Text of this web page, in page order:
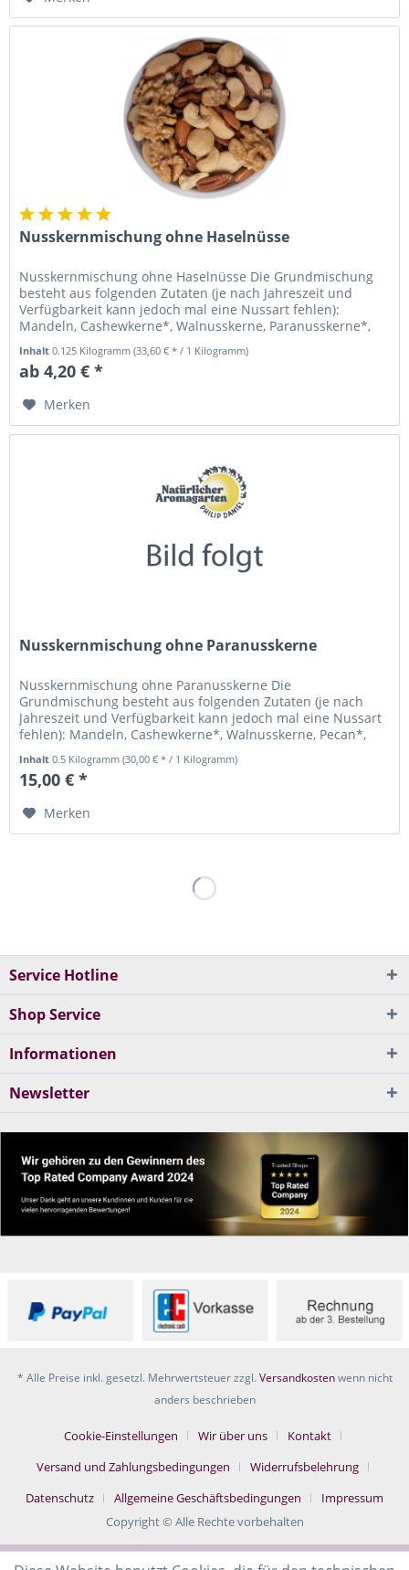
Nusskernmischung ohne Haselnüsse
Nusskernmischung ohne Haselnüsse Die Grundmischung
besteht aus folgenden Zutaten (je nach Jahreszeit und
Verfügbarkeit kann jedoch mal eine Nussart fehlen):
Mandeln, Cashewkerne*, Walnusskerne, Paranusskerne*,
Inhalt0.125 Kilogramm(33,60 € * / 1 Kilogramm)
ab 4,20 € *
Merken
Nusskernmischung ohne Paranusskerne
Nusskernmischung ohne Paranusskerne Die
Grundmischung besteht aus folgenden Zutaten (je nach
Jahreszeit und Verfügbarkeit kann jedoch mal eine Nussart
fehlen): Mandeln, Cashewkerne*, Walnusskerne, Pecan*,
Inhalt0.5 Kilogramm(30,00 € * / 1 Kilogramm)
15,00 € *
Merken
Service Hotline
Shop Service
Informationen
Newsletter
* Alle Preise inkl. gesetzl. Mehrwertsteuer zzgl.Versandkostenwenn nicht
anders beschrieben
Cookie-Einstellungen Wir über uns
Kontakt
Versand und Zahlungsbedingungen
Widerrufsbelehrung
Datenschutz
Allgemeine Geschäftsbedingungen
Impressum
Copyright © Alle Rechte vorbehalten